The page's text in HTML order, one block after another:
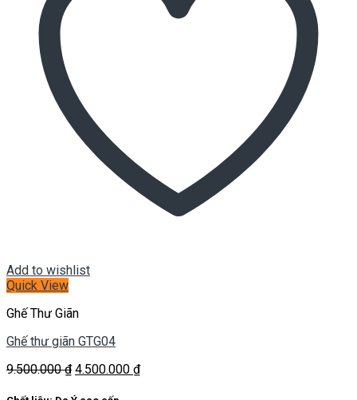
Add to wishlist
Quick View
Ghế Thư Giãn
Ghế thư giãn GTG04
9.500.000₫ Giá
4.500.000 ₫Giá